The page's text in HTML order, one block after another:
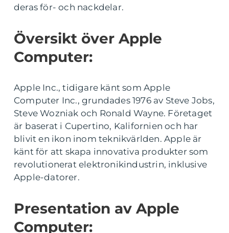
deras för- och nackdelar.
Översikt över Apple
Computer:
Apple Inc., tidigare känt som Apple
Computer Inc., grundades 1976 av Steve Jobs,
Steve Wozniak och Ronald Wayne. Företaget
är baserat i Cupertino, Kalifornien och har
blivit en ikon inom teknikvärlden. Apple är
känt för att skapa innovativa produkter som
revolutionerat elektronikindustrin, inklusive
Apple-datorer.
Presentation av Apple
Computer: